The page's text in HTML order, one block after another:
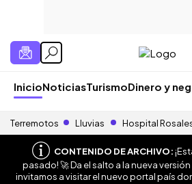
InicioNoticiasTurismoDinero y
Terremotos Lluvias Hospital
CONTENIDO DE ARCHIVO:
pasado! 🚀 Da el salto a la nueva
invitamos a visitar el nuevo portal país